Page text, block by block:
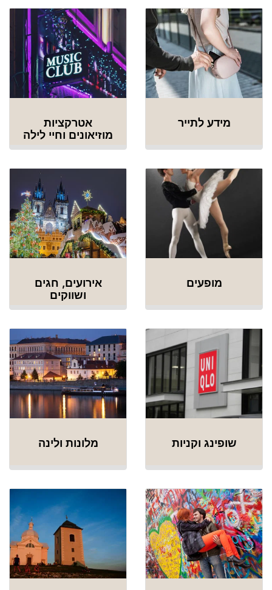
מידע לתייר
אטרקציות
מוזיאונים וחיי לילה
מופעים
אירועים, חגים
ושווקים
שופינג וקניות מלונות ולינה